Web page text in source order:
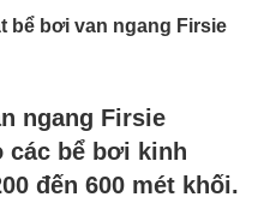
bể bơi van ngang Firsie
ngang Firsie
các bể bơi kinh
đến 600 mét khối.